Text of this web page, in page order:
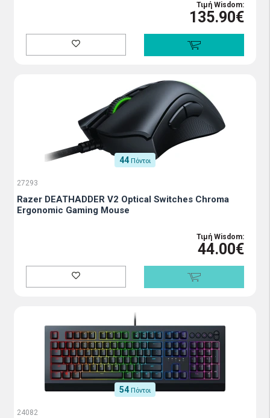
Τιμή Wisdom:
135.90€
44 Πόντοι
27293
Razer DEATHADDER V2 Optical Switches Chroma
Ergonomic Gaming Mouse
Τιμή Wisdom:
44.00€
54 Πόντοι
24082